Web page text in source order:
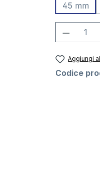
45 mm
Aggiungi
Codice